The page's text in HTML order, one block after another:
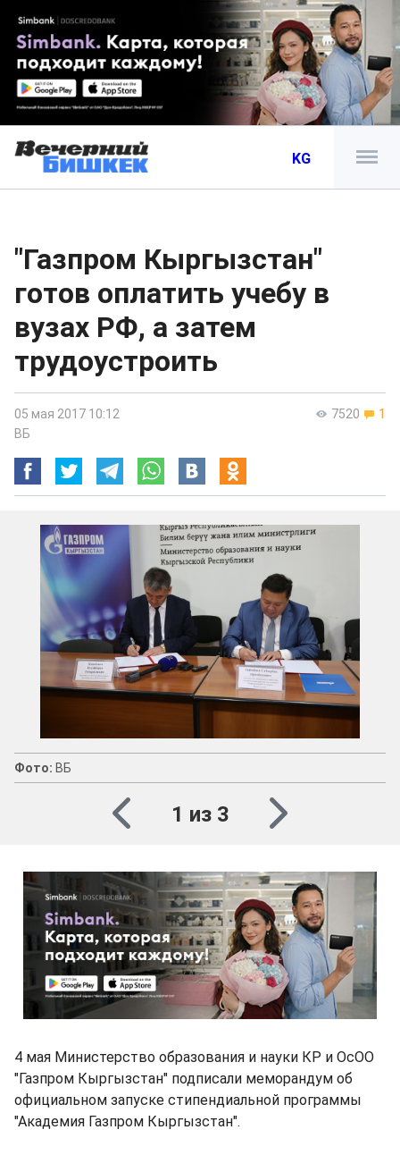
KG
"Газпром Кыргызстан"
готов оплатить учебу в
вузах РФ, а затем
трудоустроить
7520 1
05 мая 2017 10:12
ВБ
Фото: ВБ
1 из 3
4 мая Министерство образования и науки КР и ОсОО
"Газпром Кыргызстан" подписали меморандум об
официальном запуске стипендиальной программы
"Академия Газпром Кыргызстан".